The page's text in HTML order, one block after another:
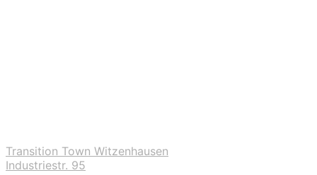
Transition Town Witzenhausen
Industriestr. 95